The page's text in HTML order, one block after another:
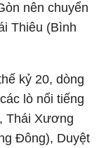
nên chuyển
Thiêu (Bình
kỷ 20, dòng
lò nổi tiếng
Thái Xương
Đông), Duyệt